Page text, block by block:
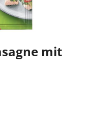
mit